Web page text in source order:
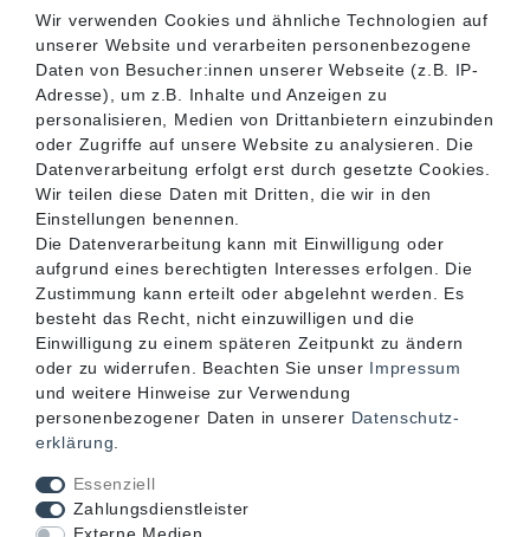
SERVICE
INFORMATIONEN
KONTAKT
Wir verwenden Cookies und ähnliche Technologien auf
unserer Website und verarbeiten personenbezogene
Daten von Besucher:innen unserer Webseite (z.B. IP-
Adresse), um z.B. Inhalte und Anzeigen zu
personalisieren, Medien von Drittanbietern einzubinden
oder Zugriffe auf unsere Website zu analysieren. Die
Datenverarbeitung erfolgt erst durch gesetzte Cookies.
Wir teilen diese Daten mit Dritten, die wir in den
Einstellungen benennen.
Die Datenverarbeitung kann mit Einwilligung oder
aufgrund eines berechtigten Interesses erfolgen. Die
Zustimmung kann erteilt oder abgelehnt werden. Es
besteht das Recht, nicht einzuwilligen und die
Einwilligung zu einem späteren Zeitpunkt zu ändern
oder zu widerrufen. Beachten Sie unser Impressum
und weitere Hinweise zur Verwendung
personenbezogener Daten in unserer Daten­schutz­
erklärung
Essenziell
Zahlungsdienstleister